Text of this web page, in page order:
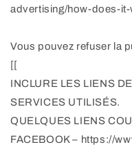
advertising/how-does-
Vous pouvez refuser la
[[
INCLURE LES LIENS
SERVICES UTILISÉS.
QUELQUES LIENS
FACEBOOK – https://